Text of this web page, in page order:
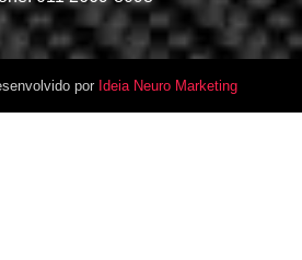
por Ideia Neuro Marketing